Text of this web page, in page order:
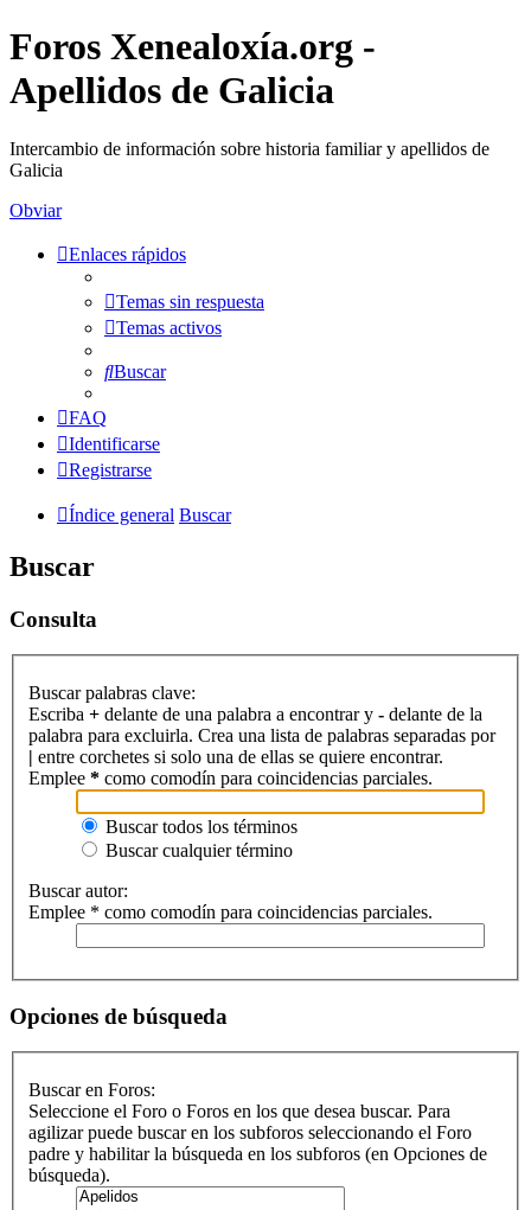
Foros Xenealoxía.org -
Apellidos de Galicia
Intercambio de información sobre historia familiar y apellidos de
Galicia
Obviar
Enlaces rápidos
Temas sin respuesta
Temas activos
Buscar
FAQ
Identificarse
Registrarse
Índice general Buscar
Buscar
Consulta
Buscar palabras clave:
Escriba + delante de una palabra a encontrar y - delante de la
palabra para excluirla. Crea una lista de palabras separadas por
| entre corchetes si solo una de ellas se quiere encontrar.
Emplee * como comodín para coincidencias parciales.
Buscar todos los términos
Buscar cualquier término
Buscar autor:
Emplee * como comodín para coincidencias parciales.
Opciones de búsqueda
Buscar en Foros:
Seleccione el Foro o Foros en los que desea buscar. Para
agilizar puede buscar en los subforos seleccionando el Foro
padre y habilitar la búsqueda en los subforos (en Opciones de
búsqueda).